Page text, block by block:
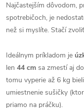
Najčastejším dôvodom,
spotrebičoch, je
než si myslíte. Stačí
Ideálnym príkladom je
len 44 cm sa zmestí aj
tomu vyperie až 6 kg
umiestnenie sušičky
priamo na práčku).